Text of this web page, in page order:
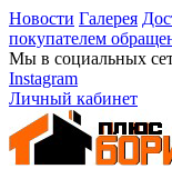
Новости Галерея
покупателем
Мы в социальных
Instagram
Личный кабинет